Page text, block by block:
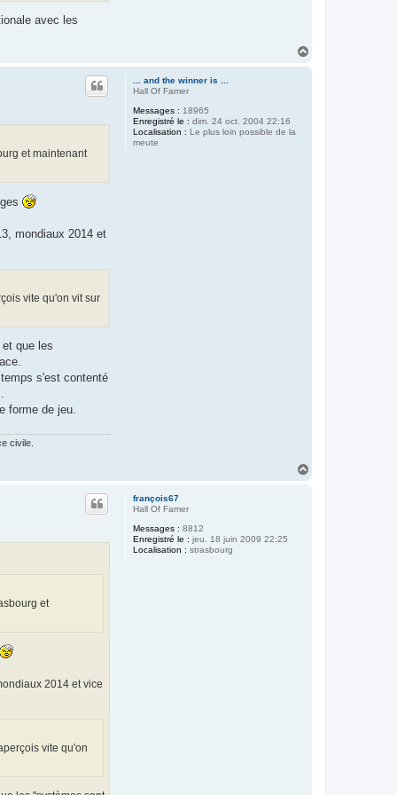
avec les
... and the winner is ...
Hall Of Famer
Messages : 18965
Enregistré le : dim. 24 oct. 2004 22:16
Localisation : Le plus loin possible de la
meute
et maintenant
mondiaux 2014 et
vite qu'on vit sur
que les
s'est contenté
forme de jeu.
civile.
françois67
Hall Of Famer
Messages : 8812
Enregistré le : jeu. 18 juin 2009 22:25
Localisation : strasbourg
et
2014 et vice
vite qu'on